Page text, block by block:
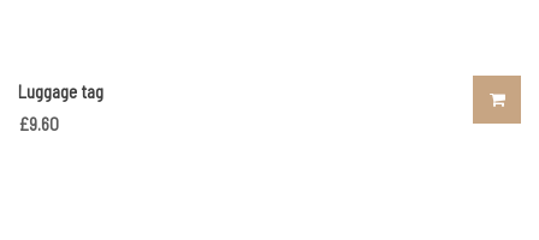
Luggage tag
£9.60